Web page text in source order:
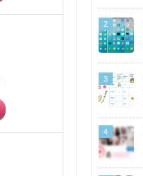
2
3
4